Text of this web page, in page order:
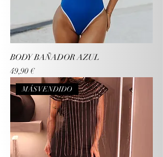
BODY BAÑADOR AZUL
Precio
49,90 €
MÁS VENDIDO